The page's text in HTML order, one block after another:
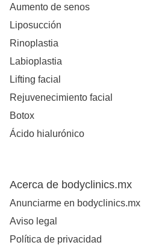
Aumento de senos
Liposucción
Rinoplastia
Labioplastia
Lifting facial
Rejuvenecimiento facial
Botox
Ácido hialurónico
Acerca de bodyclinics.mx
Anunciarme en bodyclinics.mx
Aviso legal
Política de privacidad